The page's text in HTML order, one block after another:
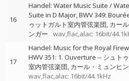
16
Handel: Water Music Suite /
Suite in D Major, BWV 349:
ゥットガルト室内管弦楽団 カー
ンガー
wav,flac,alac: 16bit/
17
Handel: Music for the Royal
HWV 351: 1. Ouverture -- シュト
室内管弦楽団 カール・ミュンヒ
wav,flac,alac: 16bit/44.1kHz